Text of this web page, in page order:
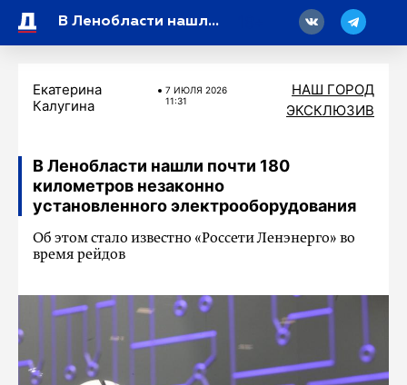
В Ленобласти нашли почти 180 километров незаконно установленного электрооборудования
Екатерина
Калугина
7 ИЮЛЯ 2026
11:31
НАШ ГОРОД
ЭКСКЛЮЗИВ
В Ленобласти нашли почти 180
километров незаконно
установленного электрооборудования
Об этом стало известно «Россети Ленэнерго» во
время рейдов